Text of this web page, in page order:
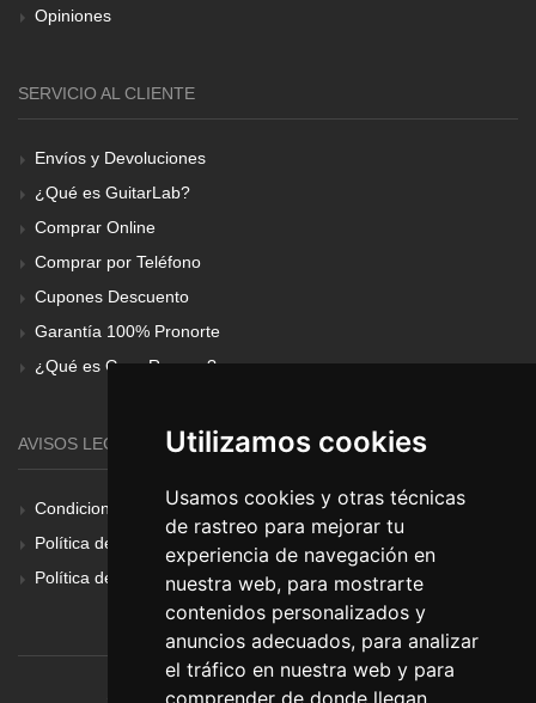
Utilizamos cookies
Usamos cookies y otras técnicas
de rastreo para mejorar tu
experiencia de navegación en
nuestra web, para mostrarte
contenidos personalizados y
anuncios adecuados, para analizar
el tráfico en nuestra web y para
comprender de donde llegan
Opiniones
SERVICIO AL CLIENTE
Envíos y Devoluciones
¿Qué es GuitarLab?
Comprar Online
Comprar por Teléfono
Cupones Descuento
Garantía 100% Pronorte
¿Qué es Gear Renove?
AVISOS LEGALES
Condiciones Generales
Política de Cookies
Política de Privacidad